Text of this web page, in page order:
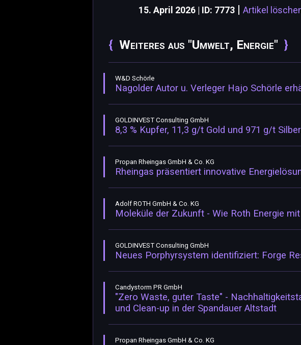
15. April 2026 | ID: 7773 | Artikel
Weiteres aus "Umwelt, Energie"
W&D Schörle
Nagolder Autor u. Verleger Hajo Schörle
GOLDINVEST Consulting GmbH
8,3 % Kupfer, 11,3 g/t Gold und 971 g/t
Propan Rheingas GmbH & Co. KG
Rheingas präsentiert innovative
Adolf ROTH GmbH & Co. KG
Moleküle der Zukunft - Wie Roth Energie
GOLDINVEST Consulting GmbH
Neues Porphyrsystem identifiziert: Forge
Candystorm PR GmbH
"Zero Waste, guter Taste" -
und Clean-up in der Spandauer Altstadt
Propan Rheingas GmbH & Co. KG